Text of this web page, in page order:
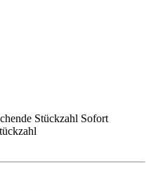
Sofort